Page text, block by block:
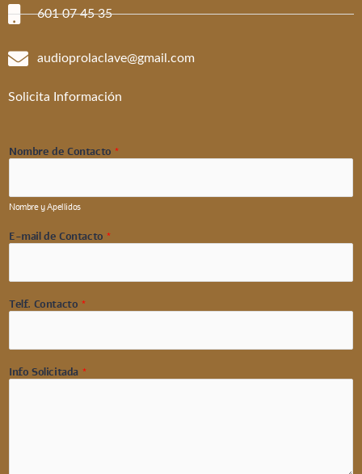
601 07 45 35
audioprolaclave@gmail.com
Solicita Información
Nombre de Contacto *
Nombre y Apellidos
E-mail de Contacto *
Telf. Contacto *
Info Solicitada *